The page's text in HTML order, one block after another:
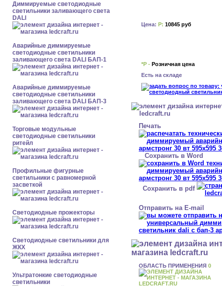
Диммируемые светодиодные
светильники заливающего света
DALI
Аварийные диммируемые
светодиодные светильники
заливающего света DALI БАП-1
Аварийные диммируемые
светодиодные светильники
заливающего света DALI БАП-3
Торговые модульные
светодиодные светильники
ритейл
Профильные фигурные
светильники с равномерной
засветкой
Светодиодные прожекторы
Светодиодные светильники для
ЖКХ
Ультратонкие светодиодные
светильники
Цена: Р: 10845 руб
*Р - Розничная цена
Есть на складе
Печать
Сохранить в Word
Сохранить в pdf
Отправить на E-mail
ОБЛАСТЬ ПРИМЕНЕНИЯ 0